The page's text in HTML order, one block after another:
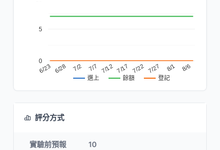
選上 餘額 登記
6/23 6/28 7/2 7/7 7/12 7/17 7/22 7/27 8/1 8/6
0
5
評分方式
實驗前預報 10